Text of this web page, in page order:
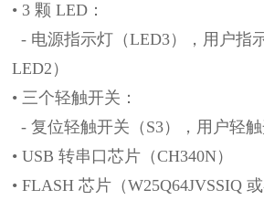
• 3 颗 LED：
- 电源指示灯（LED3），用户指
LED2）
• 三个轻触开关：
- 复位轻触开关（S3），用户轻触
• USB 转串口芯片（CH340N）
• FLASH 芯片（W25Q64JVSSIQ 或